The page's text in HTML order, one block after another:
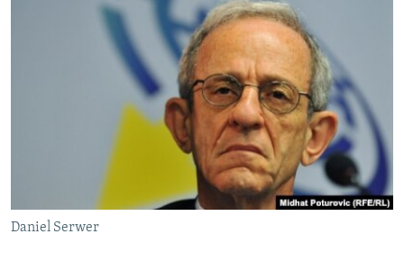
FOTOGALERIJE
RAT U UKRAJINI
KINA NA BALKANU
RSE PRIČE IZ SVIJETA
DNEVNO@RSE
SPECIJALI RSE
VIŠE OD NASLOVA
PRATITE NAS
Daniel Serwer